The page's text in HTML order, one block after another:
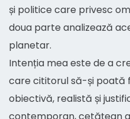
și politice care privesc
doua parte analizează
planetar.
Intenția mea este de a
care cititorul să-și poată
obiectivă, realistă și